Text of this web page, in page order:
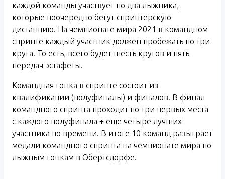
каждой команды участвует по два лыжника,
которые поочередно бегут спринтерскую
дистанцию. На чемпионате мира 2021 в командном
спринте каждый участник должен пробежать по три
круга. То есть, всего будет шесть кругов и пять
передач эстафеты.
Командная гонка в спринте состоит из
квалификации (полуфиналы) и финалов. В финал
командного спринта проходит по три первых места
с каждого полуфинала + еще четыре лучших
участника по времени. В итоге 10 команд разыграет
медали командного спринта на чемпионате мира по
лыжным гонкам в Обертсдорфе.